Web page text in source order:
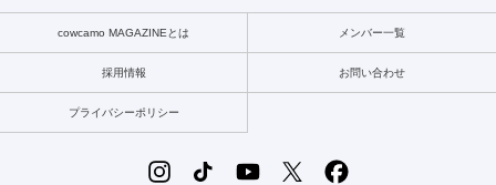
cowcamo MAGAZINEとは メンバー一覧
採用情報 お問い合わせ
プライバシーポリシー